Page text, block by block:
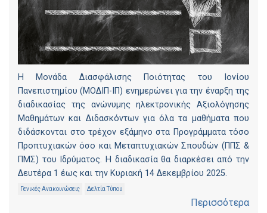
Η Μονάδα Διασφάλισης Ποιότητας του Ιονίου
Πανεπιστημίου (ΜΟΔΙΠ-ΙΠ) ενημερώνει για την έναρξη της
διαδικασίας της ανώνυμης ηλεκτρονικής Αξιολόγησης
Μαθημάτων και Διδασκόντων για όλα τα μαθήματα που
διδάσκονται στο τρέχον εξάμηνο στα Προγράμματα τόσο
Προπτυχιακών όσο και Μεταπτυχιακών Σπουδών (ΠΠΣ &
ΠΜΣ) του Ιδρύματος. Η διαδικασία θα διαρκέσει από την
Δευτέρα 1 έως και την Κυριακή 14 Δεκεμβρίου 2025.
Γενικές Ανακοινώσεις Δελτία Τύπου
Περισσότερα